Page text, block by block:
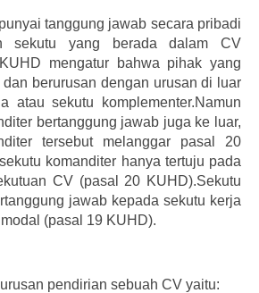
tanggung jawab secara pribadi
sekutu yang berada dalam CV
mengatur bahwa pihak yang
berurusan dengan urusan di luar
atau sekutu komplementer.Namun
bertanggung jawab juga ke luar,
tersebut melanggar pasal 20
komanditer hanya tertuju pada
CV (pasal 20 KUHD).Sekutu
jawab kepada sekutu kerja
(pasal 19 KUHD).
pendirian sebuah CV yaitu: